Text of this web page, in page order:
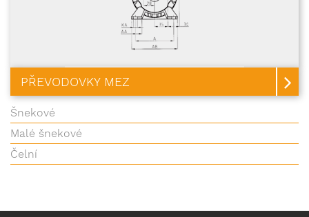
PŘEVODOVKY MEZ
Šnekové
Malé šnekové
Čelní